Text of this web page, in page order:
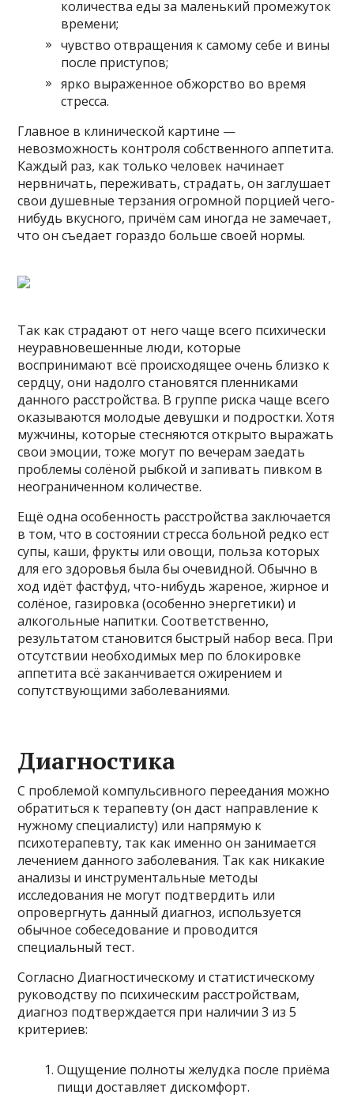
количества еды за маленький промежуток
времени;
чувство отвращения к самому себе и вины
после приступов;
ярко выраженное обжорство во время
стресса.
Главное в клинической картине —
невозможность контроля собственного аппетита.
Каждый раз, как только человек начинает
нервничать, переживать, страдать, он заглушает
свои душевные терзания огромной порцией чего-
нибудь вкусного, причём сам иногда не замечает,
что он съедает гораздо больше своей нормы.
Так как страдают от него чаще всего психически
неуравновешенные люди, которые
воспринимают всё происходящее очень близко к
сердцу, они надолго становятся пленниками
данного расстройства. В группе риска чаще всего
оказываются молодые девушки и подростки. Хотя
мужчины, которые стесняются открыто выражать
свои эмоции, тоже могут по вечерам заедать
проблемы солёной рыбкой и запивать пивком в
неограниченном количестве.
Ещё одна особенность расстройства заключается
в том, что в состоянии стресса больной редко ест
супы, каши, фрукты или овощи, польза которых
для его здоровья была бы очевидной. Обычно в
ход идёт фастфуд, что-нибудь жареное, жирное и
солёное, газировка (особенно энергетики) и
алкогольные напитки. Соответственно,
результатом становится быстрый набор веса. При
отсутствии необходимых мер по блокировке
аппетита всё заканчивается ожирением и
сопутствующими заболеваниями.
Диагностика
С проблемой компульсивного переедания можно
обратиться к терапевту (он даст направление к
нужному специалисту) или напрямую к
психотерапевту, так как именно он занимается
лечением данного заболевания. Так как никакие
анализы и инструментальные методы
исследования не могут подтвердить или
опровергнуть данный диагноз, используется
обычное собеседование и проводится
специальный тест.
Согласно Диагностическому и статистическому
руководству по психическим расстройствам,
диагноз подтверждается при наличии 3 из 5
критериев:
Ощущение полноты желудка после приёма
пищи доставляет дискомфорт.